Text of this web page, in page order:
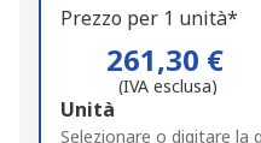
Prezzo per 1 unità*
261,30 €
(IVA esclusa)
Add
Unità
Selezionare o digitare la